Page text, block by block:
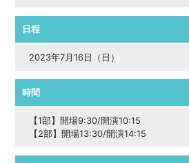
日程
2023年7月16日（日）
時間
【1部】開場9:30/開演10:15
【2部】開場13:30/開演14:15